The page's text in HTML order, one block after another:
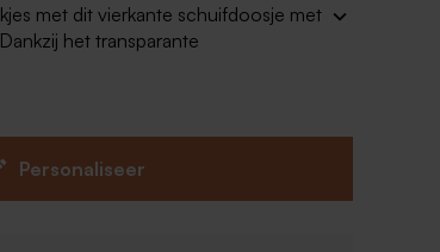
met dit vierkante schuifdoosje met
het transparante
met snoepjes in zachte
en harmonieus geheel.
Personaliseer